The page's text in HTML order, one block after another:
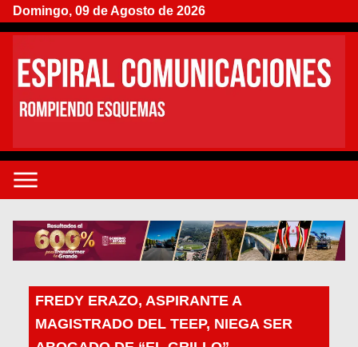
Domingo, 09 de Agosto de 2026
FREDY ERAZO, ASPIRANTE A
MAGISTRADO DEL TEEP, NIEGA SER